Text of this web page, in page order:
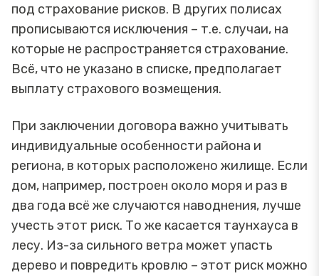
под страхование рисков. В других полисах
прописываются исключения – т.е. случаи, на
которые не распространяется страхование.
Всё, что не указано в списке, предполагает
выплату страхового возмещения.
При заключении договора важно учитывать
индивидуальные особенности района и
региона, в которых расположено жилище. Если
дом, например, построен около моря и раз в
два года всё же случаются наводнения, лучше
учесть этот риск. То же касается таунхауса в
лесу. Из-за сильного ветра может упасть
дерево и повредить кровлю – этот риск можно